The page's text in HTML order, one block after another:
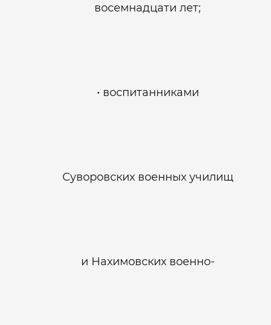
восемнадцати лет;
воспитанниками
Суворовских военных училищ
и Нахимовских военно-